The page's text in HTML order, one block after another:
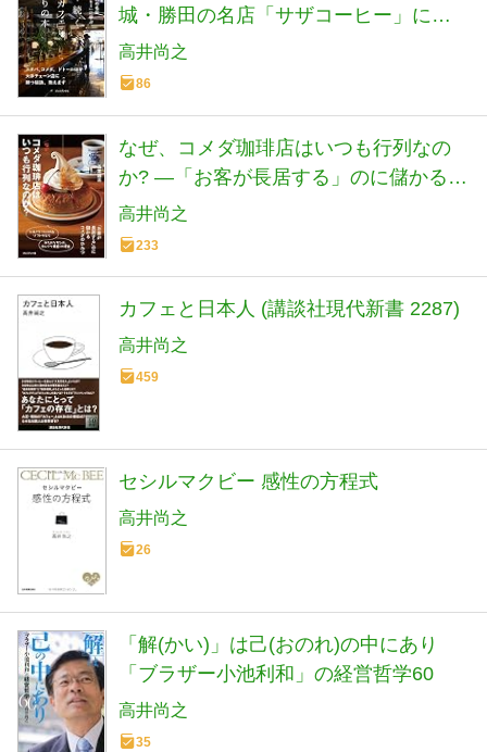
城・勝田の名店「サザコーヒー」に学
ぶ
高井尚之
86
なぜ、コメダ珈琲店はいつも行列なの
か? ―「お客が長居する」のに儲かるコ
メダのひみつ
高井尚之
233
カフェと日本人 (講談社現代新書 2287)
高井尚之
459
セシルマクビー 感性の方程式
高井尚之
26
「解(かい)」は己(おのれ)の中にあり
「ブラザー小池利和」の経営哲学60
高井尚之
35